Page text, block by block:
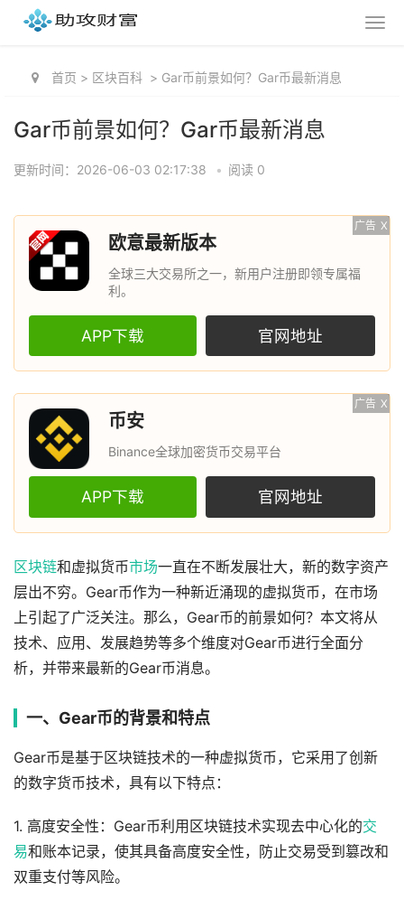
首页 > 区块百科 > Gar币前景如何？Gar币最新消息
Gar币前景如何？Gar币最新消息
更新时间：2026-06-03 02:17:38 • 阅读 0
广告 X
欧意最新版本
全球三大交易所之一，新用户注册即领专属福
利。
APP下载 官网地址
广告 X
币安
Binance全球加密货币交易平台
APP下载 官网地址
区块链和虚拟货币市场一直在不断发展壮大，新的数字资产
层出不穷。Gear币作为一种新近涌现的虚拟货币，在市场
上引起了广泛关注。那么，Gear币的前景如何？本文将从
技术、应用、发展趋势等多个维度对Gear币进行全面分
析，并带来最新的Gear币消息。
一、Gear币的背景和特点
Gear币是基于区块链技术的一种虚拟货币，它采用了创新
的数字货币技术，具有以下特点：
1. 高度安全性：Gear币利用区块链技术实现去中心化的交
易和账本记录，使其具备高度安全性，防止交易受到篡改和
双重支付等风险。